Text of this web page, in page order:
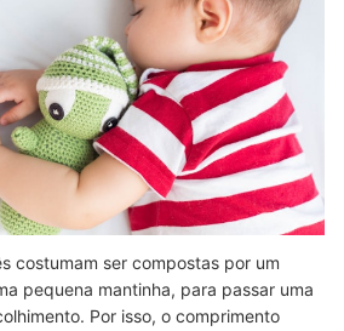
costumam ser compostas por um
pequena mantinha, para passar uma
Por isso, o comprimento